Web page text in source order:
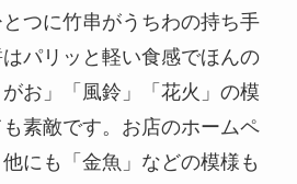
つに竹串がうちわの持ち手
パリッと軽い食感でほんの
お」「風鈴」「花火」の模
素敵です。お店のホームペ
にも「金魚」などの模様も